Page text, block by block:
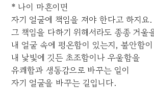
* 나이 마흔이면
자기 얼굴에 책임을 져야 한다고 하지요.
그 책임을 다하기 위해서라도 종종 거울
내 얼굴 속에 평온함이 있는지, 불안함
내 낯빛에 깃든 초조함이나 우울함을
유쾌함과 생동감으로 바꾸는 일이
자기 얼굴을 바꾸는 길입니다.